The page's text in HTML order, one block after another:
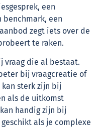
een
een
zegt iets over de
te raken.
vraag die al bestaat.
bij vraagcreatie of
kan sterk zijn bij
als de uitkomst
handig zijn bij
als je complexe